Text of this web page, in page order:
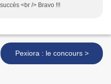
<br /> Bravo !!!
Pexiora : le concours >